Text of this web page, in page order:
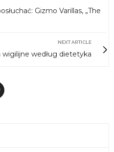
Gizmo Varillas, „The
NEXT ARTICLE
wigilijne według dietetyka